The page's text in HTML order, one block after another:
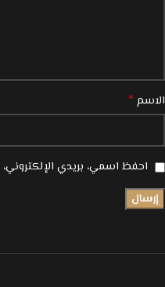
الاسم *
احفظ اسمي، بريدي